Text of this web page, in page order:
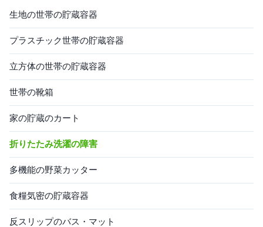
されていておよびアルミニウ
的な袋をあなたの寝室、洗濯
室または浴室の頻繁な使用の
ために組み立てるため;3. 取り
外し可能なヴェルクロ革紐-袋
はハンドルで造られる洗濯室
濯物かごは多くの材料から成
生地の世帯の貯蔵容器
プラスチック世帯の貯蔵容器
立方体の世帯の貯蔵容器
世帯の靴箱
家の貯蔵のカート
折りたたみ洗濯の障害
多機能の野菜カッター
食糧気密の貯蔵容器
反スリップのバス・マット